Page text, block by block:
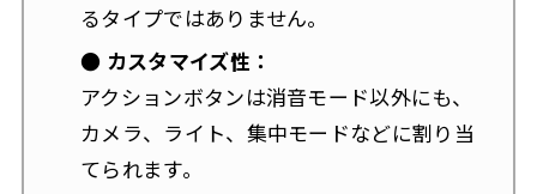
るタイプではありません。
● カスタマイズ性：
アクションボタンは消音モード以外にも、
カメラ、ライト、集中モードなどに割り当
てられます。